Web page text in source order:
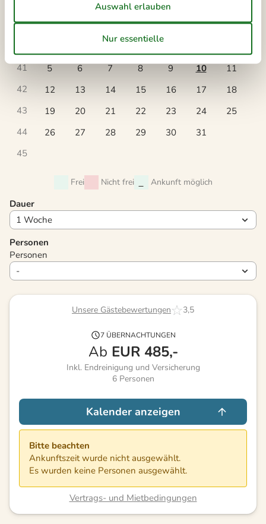
Oktober 2026
Mo
Di Mi Do Fr Sa
So
41
5 6 7 8 9 10
11
42
12 13 14 15 16 17
18
43
19 20 21 22 23 24
25
44
26 27 28 29 30
31
45
Frei Nicht frei Ankunft möglich
Dauer
Personen
Personen
Unsere Gästebewertungen 3,5
7 ÜBERNACHTUNGEN
Ab EUR 485,-
Inkl. Endreinigung und Versicherung
6 Personen
Kalender anzeigen
Bitte beachten
Ankunftszeit wurde nicht ausgewählt.
Es wurden keine Personen ausgewählt.
Vertrags- und Mietbedingungen